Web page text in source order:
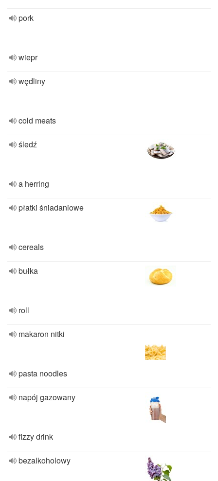
pork
wiepr
wędliny
cold meats
śledź
a herring
płatki śniadaniowe
cereals
bułka
roll
makaron nitki
pasta noodles
napój gazowany
fizzy drink
bezalkoholowy